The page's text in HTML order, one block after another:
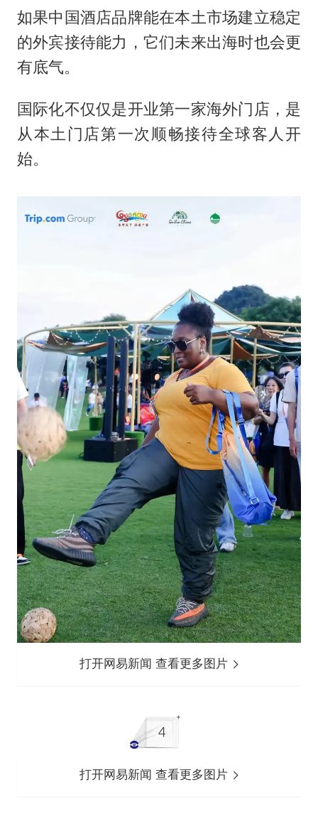
如果中国酒店品牌能在本土市场建立稳定
的外宾接待能力，它们未来出海时也会更
有底气。
国际化不仅仅是开业第一家海外门店，是
从本土门店第一次顺畅接待全球客人开
始。
打开网易新闻 查看更多图片
打开网易新闻 查看更多图片